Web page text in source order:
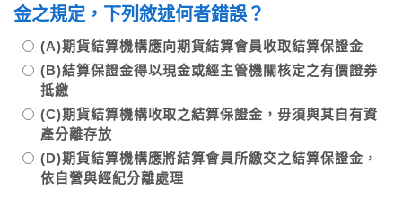
金之規定，下列敘述何者錯誤？
(A)期貨結算機構應向期貨結算會員收取結算保證金
(B)結算保證金得以現金或經主管機關核定之有價證券
抵繳
(C)期貨結算機構收取之結算保證金，毋須與其自有資
產分離存放
(D)期貨結算機構應將結算會員所繳交之結算保證金，
依自營與經紀分離處理